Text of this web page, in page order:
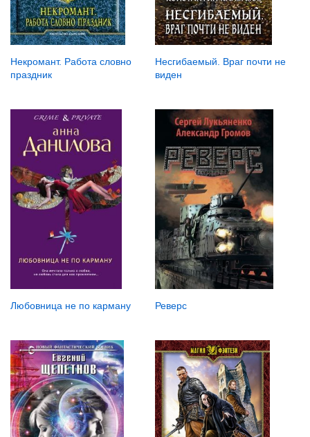
Некромант. Работа словно
праздник
Несгибаемый. Враг почти не
виден
Любовница не по карману Реверс